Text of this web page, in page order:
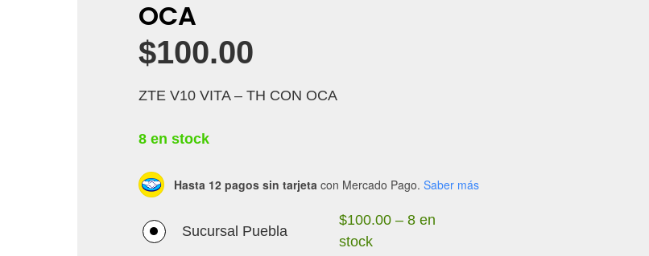
OCA
$100.00
ZTE V10 VITA – TH CON OCA
8 en stock
Hasta 12 pagos sin tarjeta con Mercado Pago. Saber más
Sucursal Puebla
$100.00– 8 en
stock